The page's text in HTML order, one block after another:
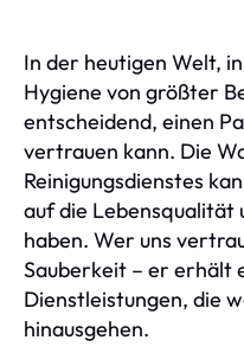
In der heutigen Welt,
Hygiene von größter
entscheidend, einen
vertrauen kann. Die
Reinigungsdienstes
auf die Lebensqualität
haben. Wer uns
Sauberkeit – er erhält
Dienstleistungen, die
hinausgehen.